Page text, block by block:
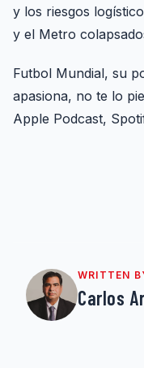
y los riesgos
y el Metro
Futbol Mundial, su
apasiona, no te lo
Apple Podcast,
WRITTEN
Carlos